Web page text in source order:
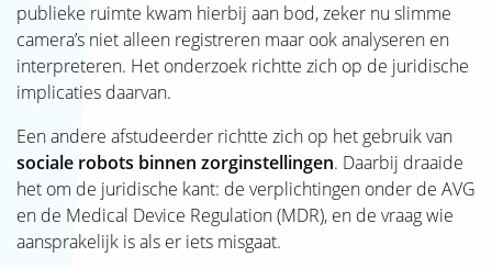
publieke ruimte kwam hierbij aan bod, zeker nu slimme
camera’s niet alleen registreren maar ook analyseren en
interpreteren. Het onderzoek richtte zich op de juridische
implicaties daarvan.
Een andere afstudeerder richtte zich op het gebruik van
sociale robots binnen zorginstellingen. Daarbij draaide
het om de juridische kant: de verplichtingen onder de AVG
en de Medical Device Regulation (MDR), en de vraag wie
aansprakelijk is als er iets misgaat.